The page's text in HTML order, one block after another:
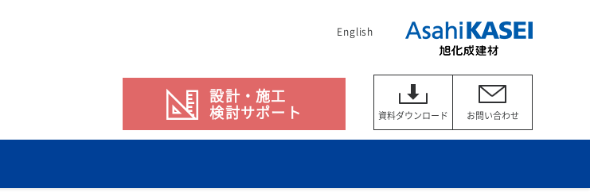
English
設計・施工
検討サポート 資料ダウンロード お問い合わせ